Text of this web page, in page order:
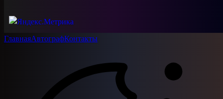
ГлавнаяАвтографКонтакты